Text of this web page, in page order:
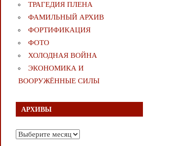
ТРАГЕДИЯ ПЛЕНА
ФАМИЛЬНЫЙ АРХИВ
ФОРТИФИКАЦИЯ
ФОТО
ХОЛОДНАЯ ВОЙНА
ЭКОНОМИКА И
ВООРУЖЁННЫЕ СИЛЫ
АРХИВЫ
Архивы